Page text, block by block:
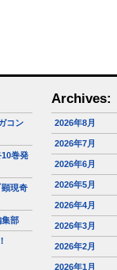
コン
巻発
現奇
集部
Archives:
2026年8月
2026年7月
2026年6月
2026年5月
2026年4月
2026年3月
2026年2月
2026年1月